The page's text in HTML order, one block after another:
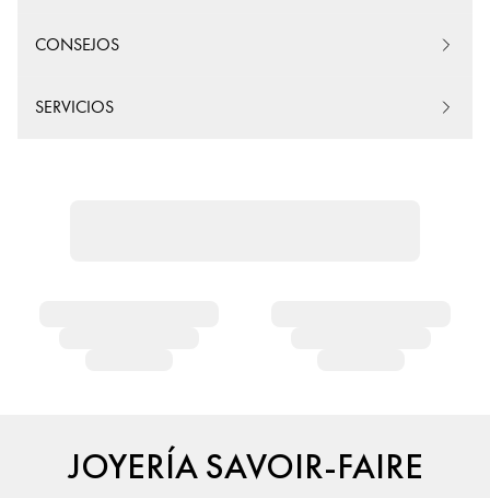
CONSEJOS
SERVICIOS
JOYERÍA SAVOIR-FAIRE